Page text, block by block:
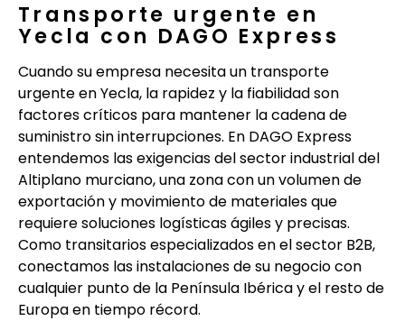
Transporte urgente en
Yecla con DAGO Express
Cuando su empresa necesita un transporte
urgente en Yecla, la rapidez y la fiabilidad son
factores críticos para mantener la cadena de
suministro sin interrupciones. En DAGO Express
entendemos las exigencias del sector industrial del
Altiplano murciano, una zona con un volumen de
exportación y movimiento de materiales que
requiere soluciones logísticas ágiles y precisas.
Como transitarios especializados en el sector B2B,
conectamos las instalaciones de su negocio con
cualquier punto de la Península Ibérica y el resto de
Europa en tiempo récord.